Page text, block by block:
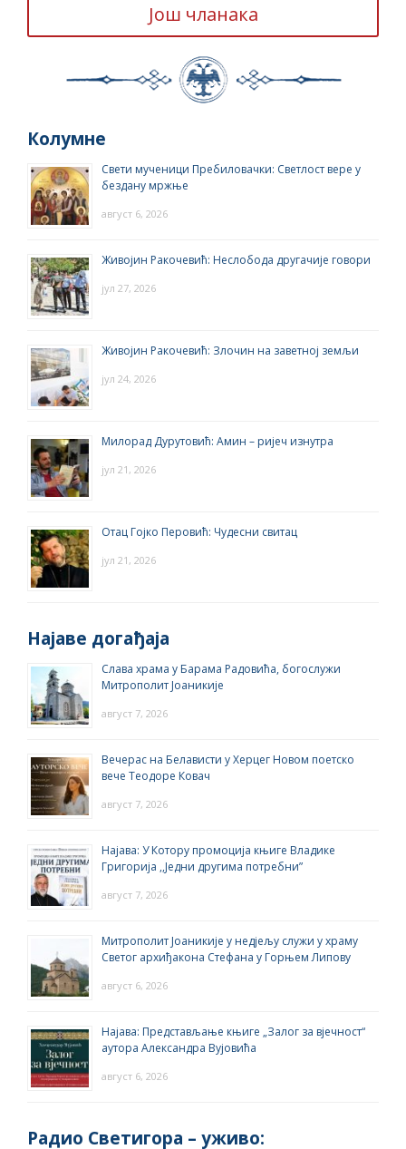
Још чланака
Колумне
Свети мученици Пребиловачки: Светлост вере у
бездану мржње
август 6, 2026
Живојин Ракочевић: Неслобода другачије говори
јул 27, 2026
Живојин Ракочевић: Злочин на заветној земљи
јул 24, 2026
Милорад Дурутовић: Амин – ријеч изнутра
јул 21, 2026
Отац Гојко Перовић: Чудесни свитац
јул 21, 2026
Најаве догађаја
Слава храма у Барама Радовића, богослужи
Митрополит Јоаникије
август 7, 2026
Вечерас на Белависти у Херцег Новом поетско
вече Теодоре Ковач
август 7, 2026
Најава: У Котору промоција књиге Владике
Григорија ,,Једни другима потребни”
август 7, 2026
Митрополит Јоаникије у недјељу служи у храму
Светог архиђакона Стефана у Горњем Липову
август 6, 2026
Најава: Представљање књиге „Залог за вјечност“
аутора Александра Вујовића
август 6, 2026
Радио Светигора – yживо: